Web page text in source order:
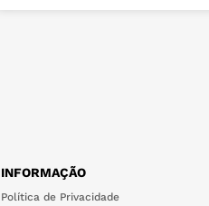
INFORMAÇÃO
Política de Privacidade